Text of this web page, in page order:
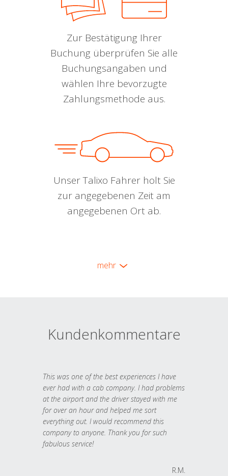
Zur Bestätigung Ihrer
Buchung überprüfen Sie alle
Buchungsangaben und
wählen Ihre bevorzugte
Zahlungsmethode aus.
Unser Talixo Fahrer holt Sie
zur angegebenen Zeit am
angegebenen Ort ab.
mehr
Kundenkommentare
This was one of the best experiences I have
ever had with a cab company. I had problems
at the airport and the driver stayed with me
for over an hour and helped me sort
everything out. I would recommend this
company to anyone. Thank you for such
fabulous service!
R.M.